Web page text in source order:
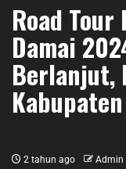
Road
Damai
Berlanjut,
2 tahun ago Admin